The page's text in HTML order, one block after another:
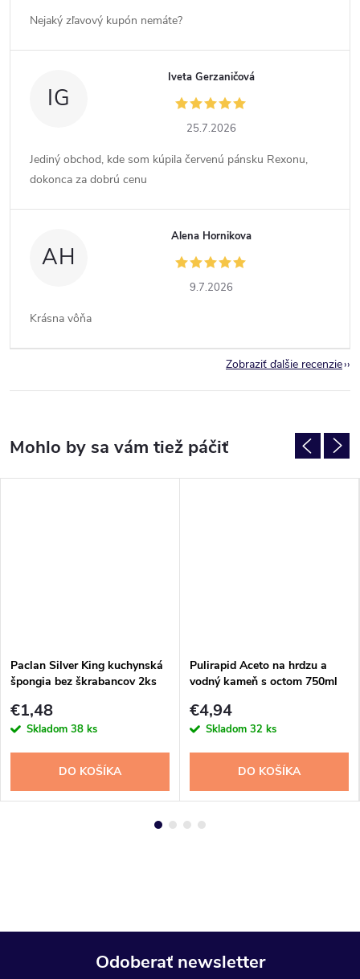
Paclan Silver King kuchynská
špongia bez škrabancov 2ks
€1,48
Skladom 38 ks
DO KOŠÍKA
Pulirapid Aceto na hrdzu a
vodný kameň s octom 750ml
€4,94
Skladom 32 ks
DO KOŠÍKA
Nejaký zľavový kupón nemáte?
IG
Iveta Gerzaničová
25.7.2026
Jediný obchod, kde som kúpila červenú pánsku Rexonu,
dokonca za dobrú cenu
AH
Alena Hornikova
9.7.2026
Krásna vôňa
Zobraziť ďalšie recenzie
Odoberať newsletter